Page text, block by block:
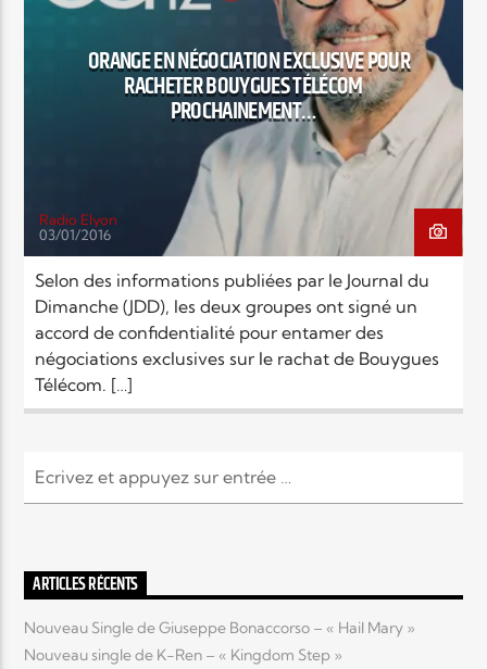
Radio Elyon
Elyon Rhema
Elyon Kids
ORANGE EN NÉGOCIATION EXCLUSIVE POUR
RACHETER BOUYGUES TÉLÉCOM
PROCHAINEMENT…
Radio Elyon
03/01/2016
Selon des informations publiées par le Journal du
Dimanche (JDD), les deux groupes ont signé un
accord de confidentialité pour entamer des
négociations exclusives sur le rachat de Bouygues
Télécom. […]
ARTICLES RÉCENTS
Nouveau Single de Giuseppe Bonaccorso – « Hail Mary »
Nouveau single de K-Ren – « Kingdom Step »